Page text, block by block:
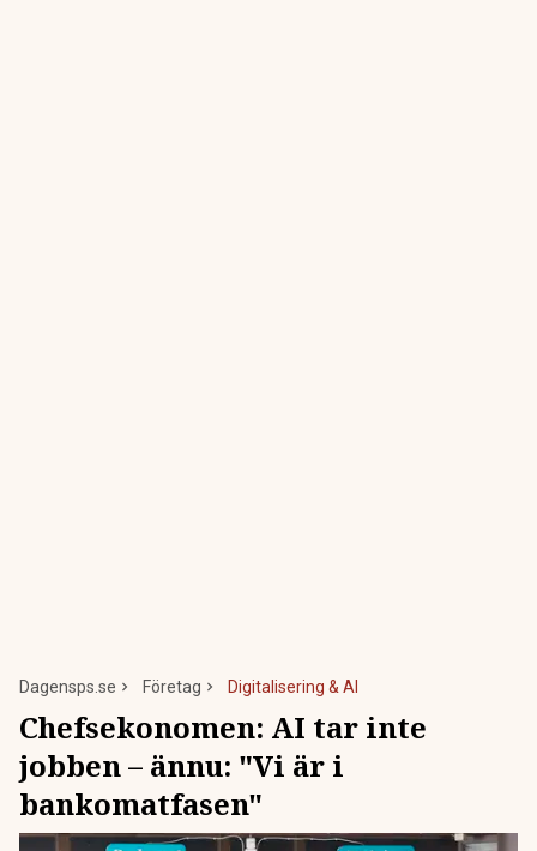
Dagensps.se Företag Digitalisering & AI
Chefsekonomen: AI tar inte
jobben – ännu: "Vi är i
bankomatfasen"